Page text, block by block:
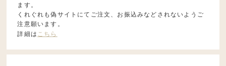
ます。
くれぐれも偽サイトにてご注文、お振込みなどされないようご
注意願います。
詳細は こちら